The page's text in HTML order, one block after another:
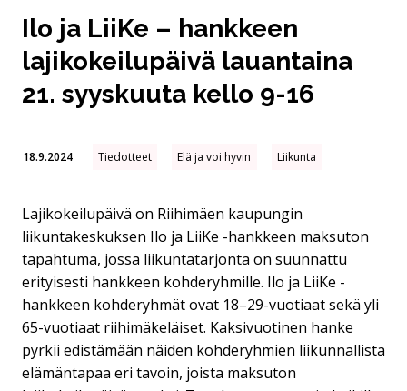
Ilo ja LiiKe – hankkeen
lajikokeilupäivä lauantaina
21. syyskuuta kello 9-16
18.9.2024 Tiedotteet Elä ja voi hyvin Liikunta
Lajikokeilupäivä on Riihimäen kaupungin
liikuntakeskuksen Ilo ja LiiKe -hankkeen maksuton
tapahtuma, jossa liikuntatarjonta on suunnattu
erityisesti hankkeen kohderyhmille. Ilo ja LiiKe -
hankkeen kohderyhmät ovat 18–29-vuotiaat sekä yli
65-vuotiaat riihimäkeläiset. Kaksivuotinen hanke
pyrkii edistämään näiden kohderyhmien liikunnallista
elämäntapaa eri tavoin, joista maksuton